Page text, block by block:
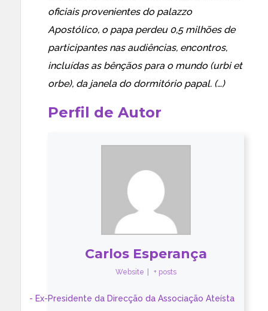
oficiais provenientes do palazzo
Apostólico, o papa perdeu 0,5 milhões de
participantes nas audiências, encontros,
incluídas as bênçãos para o mundo (urbi et
orbe), da janela do dormitório papal. (…)
Perfil de Autor
Carlos Esperança
Website + posts
- Ex-Presidente da Direcção da Associação Ateísta